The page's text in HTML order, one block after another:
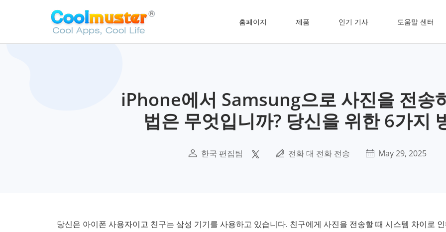
홈페이지 제품 인기 기사 도움말 센터
iPhone에서 Samsung으로 사진을 전송
법은 무엇입니까? 당신을 위한 6가지
한국 편집팀 전화 대 전화 전송 May 29, 2025
당신은 아이폰 사용자이고 친구는 삼성 기기를 사용하고 있습니다. 친구에게 사진을 전송할 때 시스템 차이로